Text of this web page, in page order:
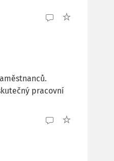
pracovní